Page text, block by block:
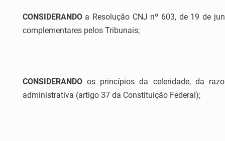
CONSIDERANDOa Resolução CNJ nº 603, de 19 de
complementares pelos Tribunais;
CONSIDERANDOos princípios da celeridade, da
administrativa (artigo 37 da Constituição Federal);